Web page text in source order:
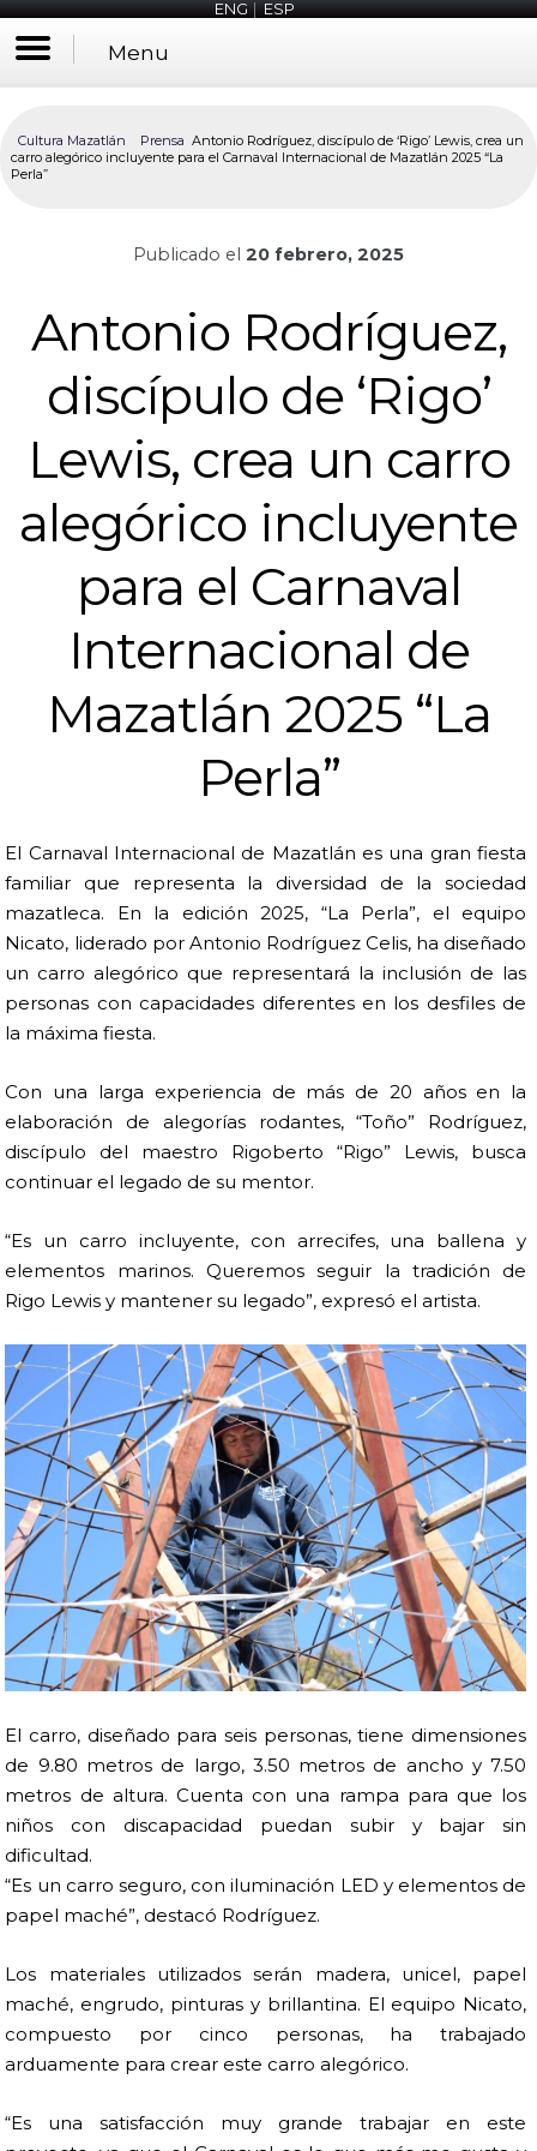
ENG|ESP
Menu
Cultura Mazatlán Prensa Antonio Rodríguez, discípulo de ‘Rigo’ Lewis, crea un
carro alegórico incluyente para el Carnaval Internacional de Mazatlán 2025 “La
Perla”
Publicado el 20 febrero, 2025
Antonio Rodríguez,
discípulo de ‘Rigo’
Lewis, crea un carro
alegórico incluyente
para el Carnaval
Internacional de
Mazatlán 2025 “La
Perla”
El Carnaval Internacional de Mazatlán es una gran fiesta
familiar que representa la diversidad de la sociedad
mazatleca. En la edición 2025, “La Perla”, el equipo
Nicato, liderado por Antonio Rodríguez Celis, ha diseñado
un carro alegórico que representará la inclusión de las
personas con capacidades diferentes en los desfiles de
la máxima fiesta.
Con una larga experiencia de más de 20 años en la
elaboración de alegorías rodantes, “Toño” Rodríguez,
discípulo del maestro Rigoberto “Rigo” Lewis, busca
continuar el legado de su mentor.
“Es un carro incluyente, con arrecifes, una ballena y
elementos marinos. Queremos seguir la tradición de
Rigo Lewis y mantener su legado”, expresó el artista.
El carro, diseñado para seis personas, tiene dimensiones
de 9.80 metros de largo, 3.50 metros de ancho y 7.50
metros de altura. Cuenta con una rampa para que los
niños con discapacidad puedan subir y bajar sin
dificultad.
“Es un carro seguro, con iluminación LED y elementos de
papel maché”, destacó Rodríguez.
Los materiales utilizados serán madera, unicel, papel
maché, engrudo, pinturas y brillantina. El equipo Nicato,
compuesto por cinco personas, ha trabajado
arduamente para crear este carro alegórico.
“Es una satisfacción muy grande trabajar en este